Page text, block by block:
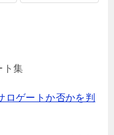
ト集
ロゲートか否かを判